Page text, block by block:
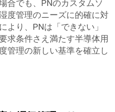
合でも、PNのカスタムソ
度管理のニーズに的確に対
より、PNは「できない」
求条件さえ満たす半導体用
管理の新しい基準を確立し